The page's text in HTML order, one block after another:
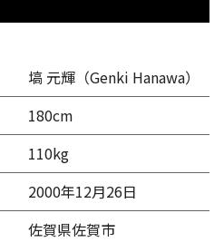
塙 元輝（Genki Hanawa）
180cm
110kg
2000年12月26日
佐賀県佐賀市